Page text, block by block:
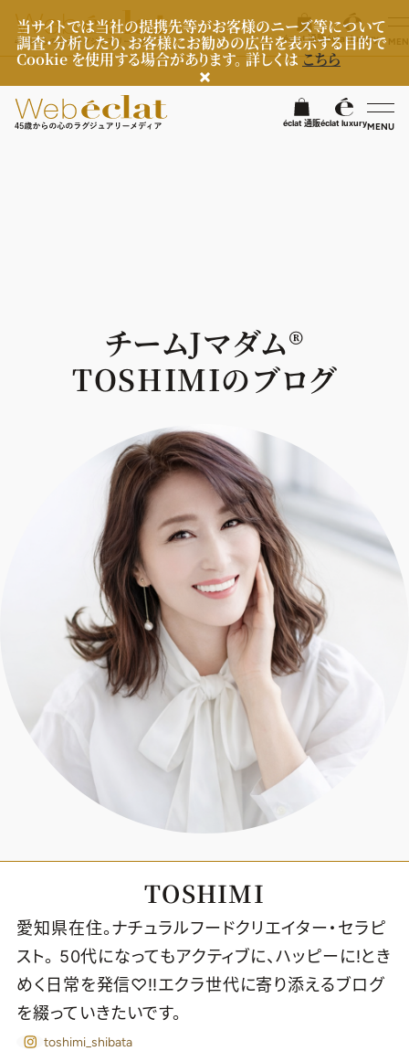
当サイトでは当社の提携先等がお客様のニーズ等について
調査・分析したり、お客様にお勧めの広告を表示する目的で
Cookie を使用する場合があります。 詳しくはこちら
éclat 通販éclat luxuryMENU検
50代なに着てる？
ファッション特集
エイジングケア
50代ベストコスメ
ヘルスケアTOPICS
ストレッチ・エクササイズ
50代健康のお悩み
ライフスタイル
旅行＆グルメ
カルチャー
50代のお悩み
エクラ 華組メンバー一覧
エクラ 華組ランキング
チームJマダム
チームJマダムメンバー一覧
チームJマダムランキング
チームJマダム特集
編集長コラム
あら、素敵☆ 手帖
イヴルルド遙華の12星座占い
スペシャル占い
エクラ通販
エクラプレミアムNEWS
通販ランキング
デジタルカタログ
エクラプレミアム通販
from編集部
インフォメーション
プレゼント
MAGAZINE
éclat 通販éclat luxury
チームJマダム®︎
TOSHIMIのブログ
TOSHIMI
愛知県在住。ナチュラルフードクリエイター・セラピ
スト。 50代になってもアクティブに、ハッピーに!とき
めく日常を発信♡‼︎エクラ世代に寄り添えるブログ
を綴っていきたいです。
toshimi_shibata